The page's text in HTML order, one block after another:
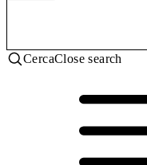
CercaClose search